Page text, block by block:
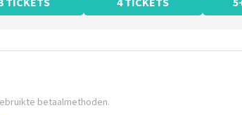
betaalmethoden.